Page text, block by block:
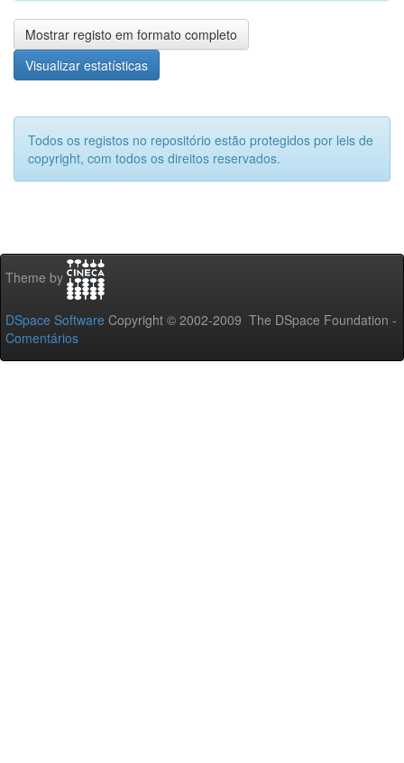
Mostrar registo em formato completo
Visualizar estatísticas
Todos os registos no repositório estão protegidos por leis de
copyright, com todos os direitos reservados.
Theme by
DSpace Software Copyright © 2002-2009 The DSpace Foundation -
Comentários